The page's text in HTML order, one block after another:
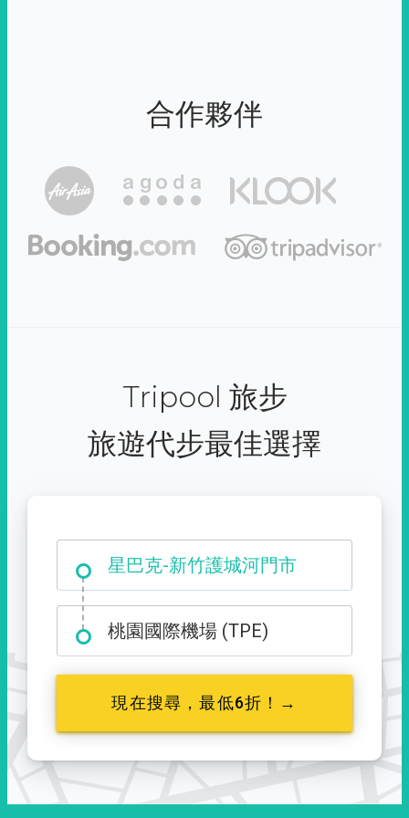
合作夥伴
Tripool 旅步
旅遊代步最佳選擇
星巴克-新竹護城河門市
大霸尖山登山口
桃園國際機場 (TPE)
現在搜尋，最低6折！→